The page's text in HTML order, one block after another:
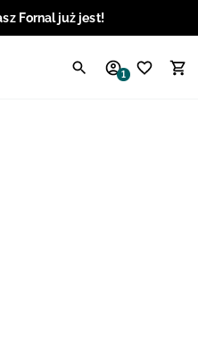
Fornal już jest!
1